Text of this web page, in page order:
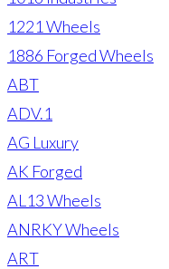
1221 Wheels
1886 Forged Wheels
ABT
ADV.1
AG Luxury
AK Forged
AL13 Wheels
ANRKY Wheels
ART